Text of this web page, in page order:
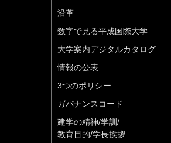
沿革
数字で見る平成国際大学
大学案内デジタルカタログ
情報の公表
3つのポリシー
ガバナンスコード
建学の精神/学訓/
教育目的/学長挨拶